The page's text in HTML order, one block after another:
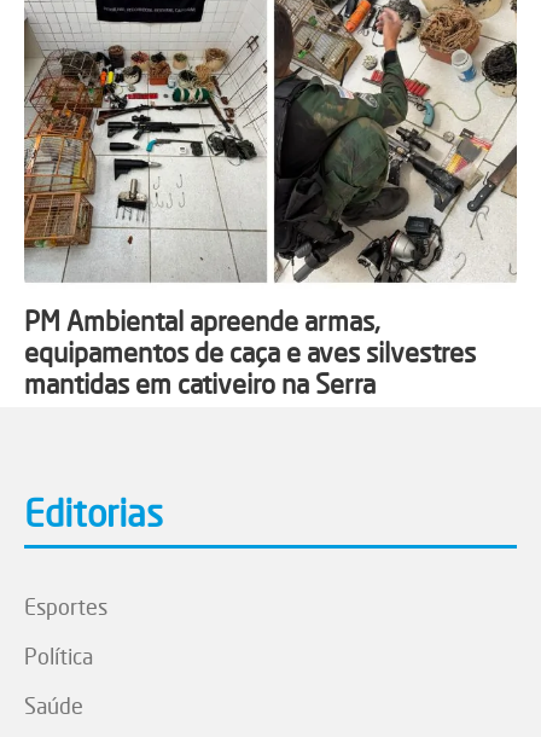
PM Ambiental apreende armas,
equipamentos de caça e aves silvestres
mantidas em cativeiro na Serra
Editorias
Esportes
Política
Saúde